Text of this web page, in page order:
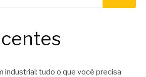
industrial: tudo o que você precisa